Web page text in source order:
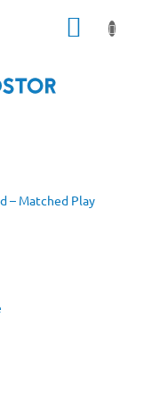
– Matched Play